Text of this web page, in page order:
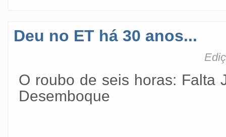
Deu no ET há 30 anos...
O roubo de seis horas: Falta
Desemboque